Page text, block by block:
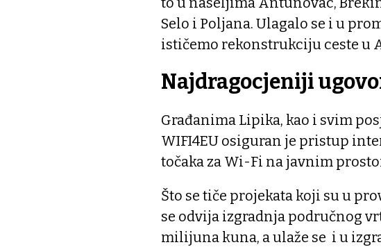
Selo i Poljana. Ulagalo se i u
ističemo rekonstrukciju ceste u
Najdragocjeniji
Građanima Lipika, kao i svim
WIFI4EU osiguran je pristup
točaka za Wi-Fi na javnim
Što se tiče projekata koji su u
se odvija izgradnja područnog
milijuna kuna, a ulaže se i u